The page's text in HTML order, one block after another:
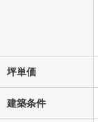
坪単価
建築条件